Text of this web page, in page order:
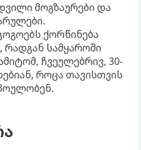
მოგზაურები და
ქორწინება
სამყაროში
ჩვეულებრივ, 30-
როცა თავისთვის